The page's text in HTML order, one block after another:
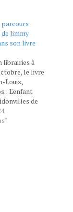
Jimmy
son livre
librairies à
le livre
Louis,
: L'enfant
de
aux étoiles
un